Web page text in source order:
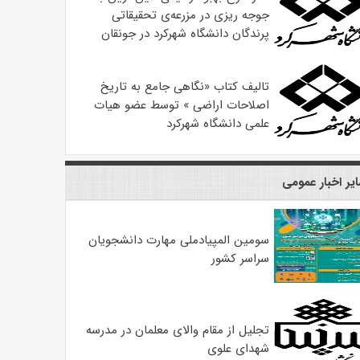
جوجه ریزی در مزرعه‌ی تحقیقاتی
پرندگان دانشگاه شهرکرد در جونقان
تالیف کتاب «نگاهی جامع به تاریخ
اصلاحات اراضی » توسط عضو هیات
علمی دانشگاه شهرکرد
اخبار عمومی
سومین المپیادملی مهارت دانشجویان
سراسر کشور
تجلیل از مقام والای معلمان در مدرسه
شهدای علوی